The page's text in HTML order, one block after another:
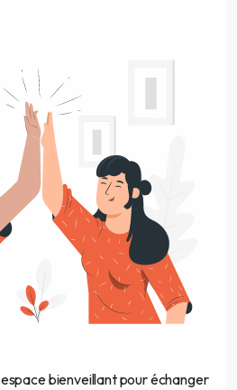
bienveillant pour échanger